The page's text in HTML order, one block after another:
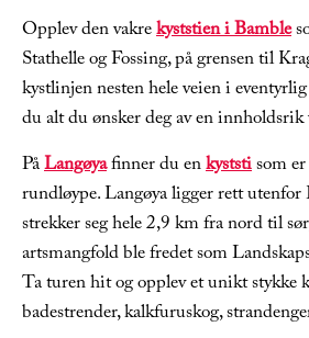
Opplev den vakrekyststien i Bamble
Stathelle og Fossing, på grensen til
kystlinjen nesten hele veien i
du alt du ønsker deg av en
PåLangøyafinner du enkyststisom
rundløype. Langøya ligger rett utenfor
strekker seg hele 2,9 km fra nord til
artsmangfold ble fredet som
Ta turen hit og opplev et unikt stykke
badestrender, kalkfuruskog,